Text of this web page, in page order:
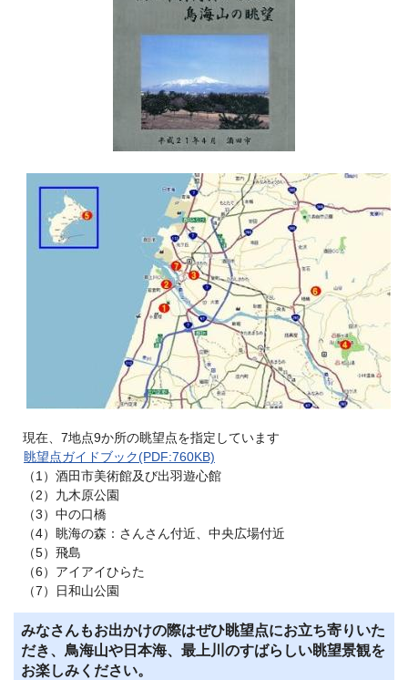
現在、7地点9か所の眺望点を指定しています
眺望点ガイドブック(PDF:760KB)
（1）酒田市美術館及び出羽遊心館
（2）九木原公園
（3）中の口橋
（4）眺海の森：さんさん付近、中央広場付近
（5）飛島
（6）アイアイひらた
（7）日和山公園
みなさんもお出かけの際はぜひ眺望点にお立ち寄りいた
だき、鳥海山や日本海、最上川のすばらしい眺望景観を
お楽しみください。